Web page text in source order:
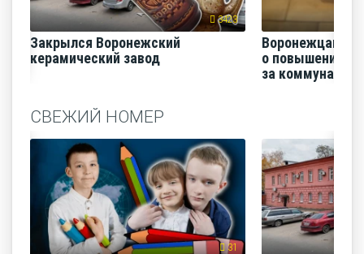
3423
Закрылся Воронежский
керамический завод
Воронежцам
о повышении
за
СВЕЖИЙ НОМЕР
31